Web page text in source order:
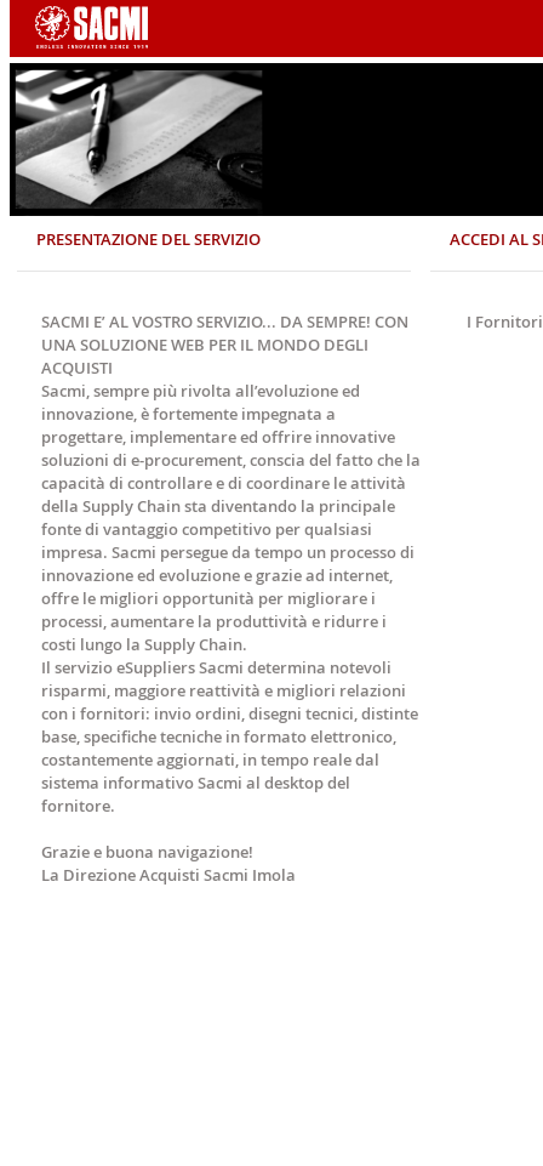
PRESENTAZIONE DEL SERVIZIO ACCEDI AL
SACMI E’ AL VOSTRO SERVIZIO... DA SEMPRE! CON
UNA SOLUZIONE WEB PER IL MONDO DEGLI
ACQUISTI
Sacmi, sempre più rivolta all’evoluzione ed
innovazione, è fortemente impegnata a
progettare, implementare ed offrire innovative
soluzioni di e-procurement, conscia del fatto che la
capacità di controllare e di coordinare le attività
della Supply Chain sta diventando la principale
fonte di vantaggio competitivo per qualsiasi
impresa. Sacmi persegue da tempo un processo di
innovazione ed evoluzione e grazie ad internet,
offre le migliori opportunità per migliorare i
processi, aumentare la produttività e ridurre i
costi lungo la Supply Chain.
Il servizio eSuppliers Sacmi determina notevoli
risparmi, maggiore reattività e migliori relazioni
con i fornitori: invio ordini, disegni tecnici, distinte
base, specifiche tecniche in formato elettronico,
costantemente aggiornati, in tempo reale dal
sistema informativo Sacmi al desktop del
fornitore.
Grazie e buona navigazione!
La Direzione Acquisti Sacmi Imola
I